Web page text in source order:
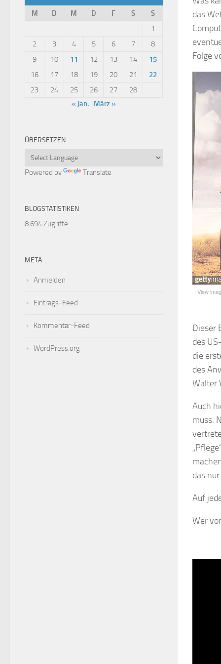
das
Folge
View
Dieser
des
die
des
Walter
Auch
muss.
das
Auf
Wer
M
D M D F S
S
1
2
3 4 5 6 7
8
9
10 11 12 13 14
15
16
17 18 19 20 21
22
23
24 25 26 27
28
« Jan.
März »
ÜBERSETZEN
Powered by Translate
BLOGSTATISTIKEN
8.694 Zugriffe
META
Anmelden
Eintrags-Feed
Kommentar-Feed
WordPress.org